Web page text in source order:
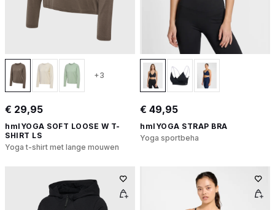
+3
€ 29,95
hmlYOGA SOFT LOOSE W T-
SHIRT LS
Yoga t-shirt met lange mouwen
€ 49,95
hmlYOGA STRAP BRA
Yoga sportbeha